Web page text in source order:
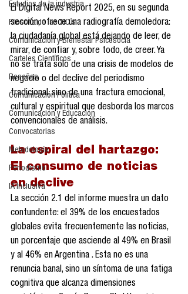
Estudios de la industria
Filosofía de las TIC´s
Comunicación y Bienestar Psicosocia
Carteles Científicos
Reseñas
Comunicación Política
Comunicación y Educación
Convocatorias
Metodología
Periodismo
IA Inclusiva
El Digital News Report 2025, en su segunda
sección, ofrece una radiografía demoledora:
la ciudadanía global está dejando de leer, de
mirar, de confiar y, sobre todo, de creer. Ya
no se trata solo de una crisis de modelos de
negocio o del declive del periodismo
tradicional, sino de una fractura emocional,
cultural y espiritual que desborda los marcos
convencionales de análisis.
La espiral del hartazgo:
El consumo de noticias
en declive
La sección 2.1 del informe muestra un dato
contundente: el 39% de los encuestados
globales evita frecuentemente las noticias,
un porcentaje que asciende al 49% en Brasil
y al 46% en Argentina . Esta no es una
renuncia banal, sino un síntoma de una fatiga
cognitiva que alcanza dimensiones